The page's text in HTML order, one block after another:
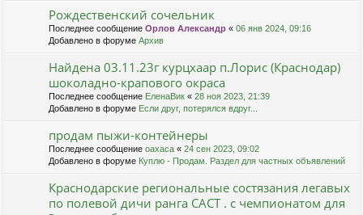
Рождественский сочельник
Последнее сообщение Орлов Александр « 06 янв 2024, 09:16
Добавлено в форуме Архив
Найдена 03.11.23г курцхаар п.Лорис (Краснодар)
шоколадно-крапового окраса
Последнее сообщение ЕленаВик « 28 ноя 2023, 21:39
Добавлено в форуме Если друг, потерялся вдруг...
продам пыжи-контейнеры
Последнее сообщение oaxaca « 24 сен 2023, 09:02
Добавлено в форуме Куплю - Продам. Раздел для частных объявлений
Краснодарские региональные состязания легавых
по полевой дичи ранга САСТ . с чемпионатом для